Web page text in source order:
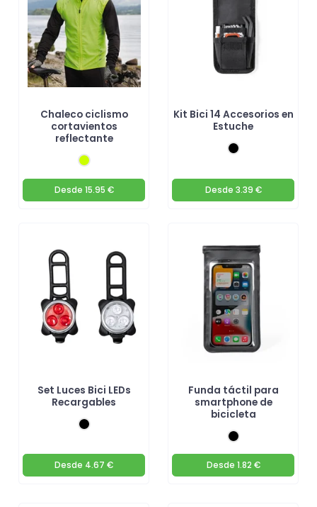
Chaleco ciclismo
cortavientos
reflectante
Desde 15.95 €
Kit Bici 14 Accesorios en
Estuche
Desde 3.39 €
Set Luces Bici LEDs
Recargables
Desde 4.67 €
Funda táctil para
smartphone de
bicicleta
Desde 1.82 €